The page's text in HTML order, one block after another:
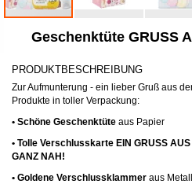
Anfang
Bildergalerie
Geschenktüte GRUSS
PRODUKTBESCHREIBUNG
Zur Aufmunterung - ein lieber Gruß aus
Produkte in toller Verpackung:
• Schöne Geschenktüte aus Papier
• Tolle Verschlusskarte EIN GRUSS
GANZ NAH!
• Goldene Verschlussklammer aus Metall